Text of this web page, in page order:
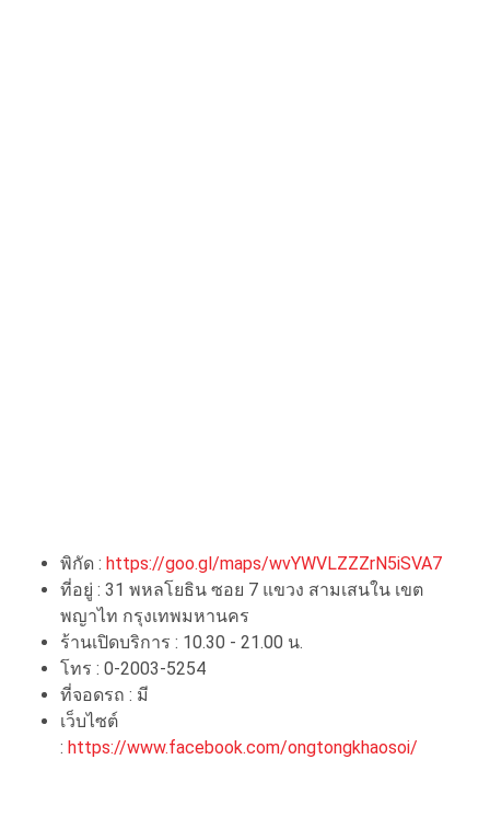
พิกัด : https://goo.gl/maps/wvYWVLZZZrN5iSVA7
ที่อยู่ : 31 พหลโยธิน ซอย 7 แขวง สามเสนใน เขต
พญาไท กรุงเทพมหานคร
ร้านเปิดบริการ : 10.30 - 21.00 น.
โทร : 0-2003-5254
ที่จอดรถ : มี
เว็บไซต์
: https://www.facebook.com/ongtongkhaosoi/